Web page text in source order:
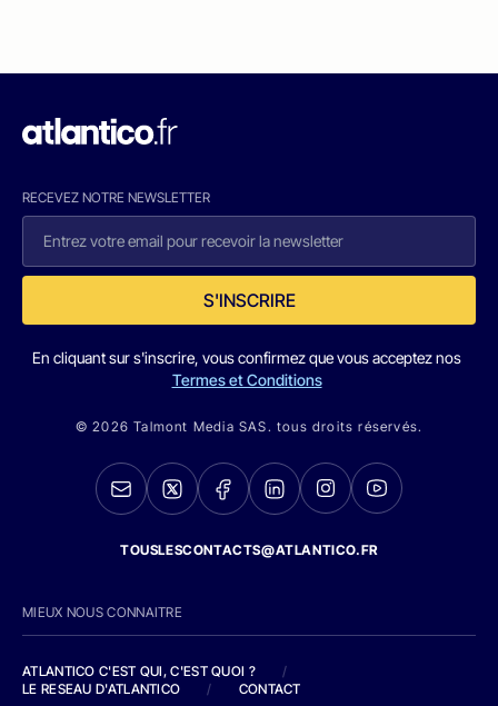
RECEVEZ NOTRE NEWSLETTER
S'INSCRIRE
En cliquant sur s'inscrire, vous confirmez que vous acceptez nos
Termes et Conditions
© 2026 Talmont Media SAS. tous droits réservés.
TOUSLESCONTACTS@ATLANTICO.FR
MIEUX NOUS CONNAITRE
ATLANTICO C'EST QUI, C'EST QUOI ?
/
LE RESEAU D'ATLANTICO
/ CONTACT